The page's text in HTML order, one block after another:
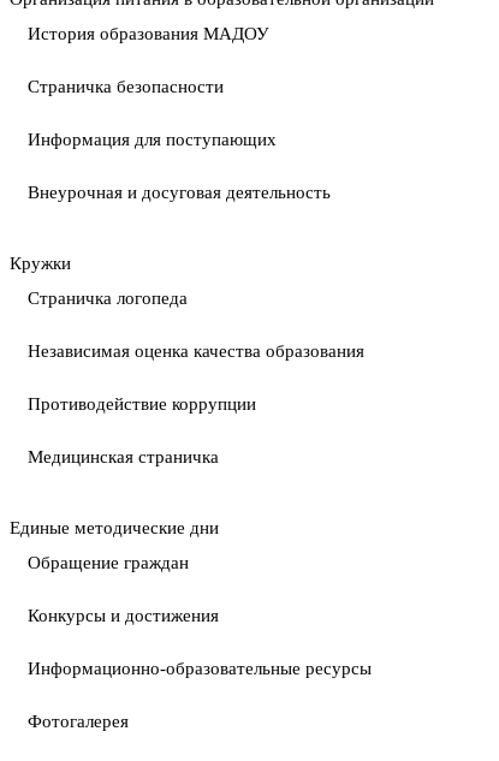
История образования МАДОУ
Страничка безопасности
Информация для поступающих
Внеурочная и досуговая деятельность
Кружки
Страничка логопеда
Независимая оценка качества образования
Противодействие коррупции
Медицинская страничка
Единые методические дни
Обращение граждан
Конкурсы и достижения
Информационно-образовательные ресурсы
Фотогалерея